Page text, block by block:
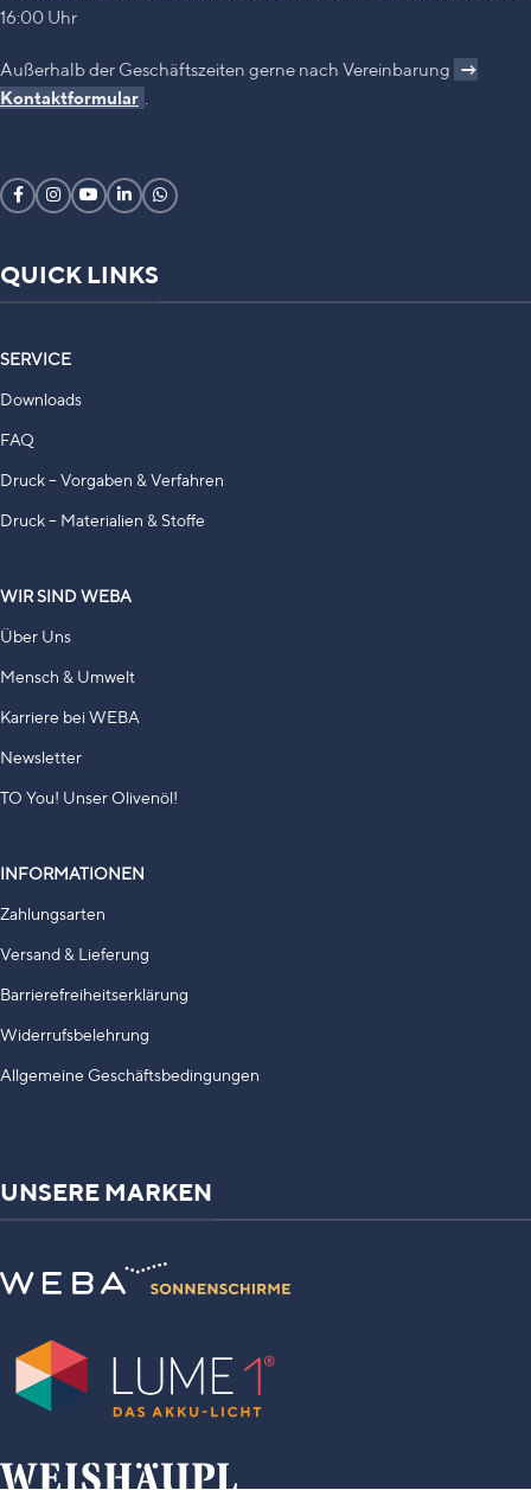
16:00 Uhr
Außerhalb der Geschäftszeiten gerne nach Vereinbarung →
Kontaktformular
QUICK LINKS
SERVICE
Downloads
FAQ
Druck – Vorgaben & Verfahren
Druck – Materialien & Stoffe
WIR SIND WEBA
Über Uns
Mensch & Umwelt
Karriere bei WEBA
Newsletter
TO You! Unser Olivenöl!
INFORMATIONEN
Zahlungsarten
Versand & Lieferung
Barrierefreiheitserklärung
Widerrufsbelehrung
Allgemeine Geschäftsbedingungen
UNSERE MARKEN